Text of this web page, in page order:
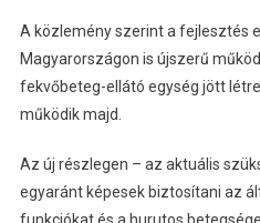
A közlemény szerint a fejlesztés
Magyarországon is újszerű
fekvőbeteg-ellátó egység jött
működik majd.
Az új részlegen – az aktuális
egyaránt képesek biztosítani az